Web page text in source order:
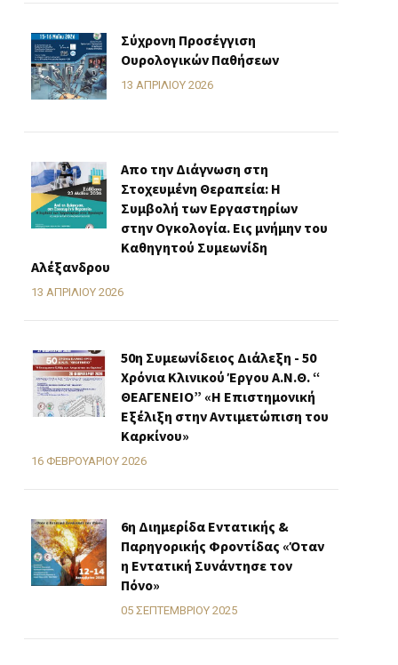
Σύχρονη Προσέγγιση
Ουρολογικών Παθήσεων
13 ΑΠΡΙΛΊΟΥ 2026
Απο την Διάγνωση στη
Στοχευμένη Θεραπεία: Η
Συμβολή των Εργαστηρίων
στην Ογκολογία. Εις μνήμην του
Καθηγητού Συμεωνίδη
Αλέξανδρου
13 ΑΠΡΙΛΊΟΥ 2026
50η Συμεωνίδειος Διάλεξη - 50
Χρόνια Κλινικού Έργου Α.Ν.Θ. “
ΘΕΑΓΕΝΕΙΟ” «H Επιστημονική
Εξέλιξη στην Αντιμετώπιση του
Καρκίνου»
16 ΦΕΒΡΟΥΑΡΊΟΥ 2026
6η Διημερίδα Εντατικής &
Παρηγορικής Φροντίδας «Όταν
η Εντατική Συνάντησε τον
Πόνο»
05 ΣΕΠΤΕΜΒΡΊΟΥ 2025